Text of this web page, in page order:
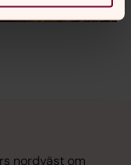
nordväst om